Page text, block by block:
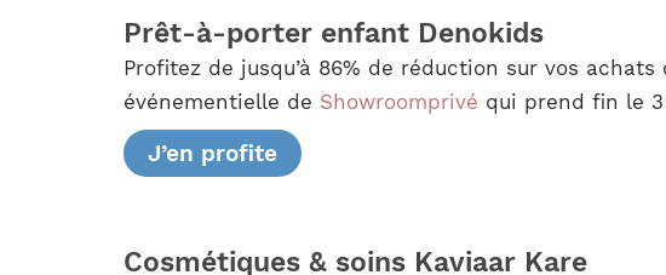
Prêt-à-porter enfant Denokids
Profitez de jusqu’à 86% de réduction sur vos
événementielle de Showroomprivé qui prend fin le
J’en profite
Cosmétiques & soins Kaviaar Kare